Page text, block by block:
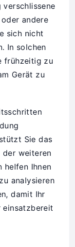
andere
sich nicht
In solchen
frühzeitig zu
Gerät zu
Sie das
der weiteren
helfen Ihnen
analysieren
damit Ihr
einsatzbereit